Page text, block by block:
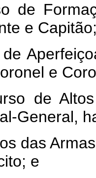
e
e
Altos
General,
Armas
e